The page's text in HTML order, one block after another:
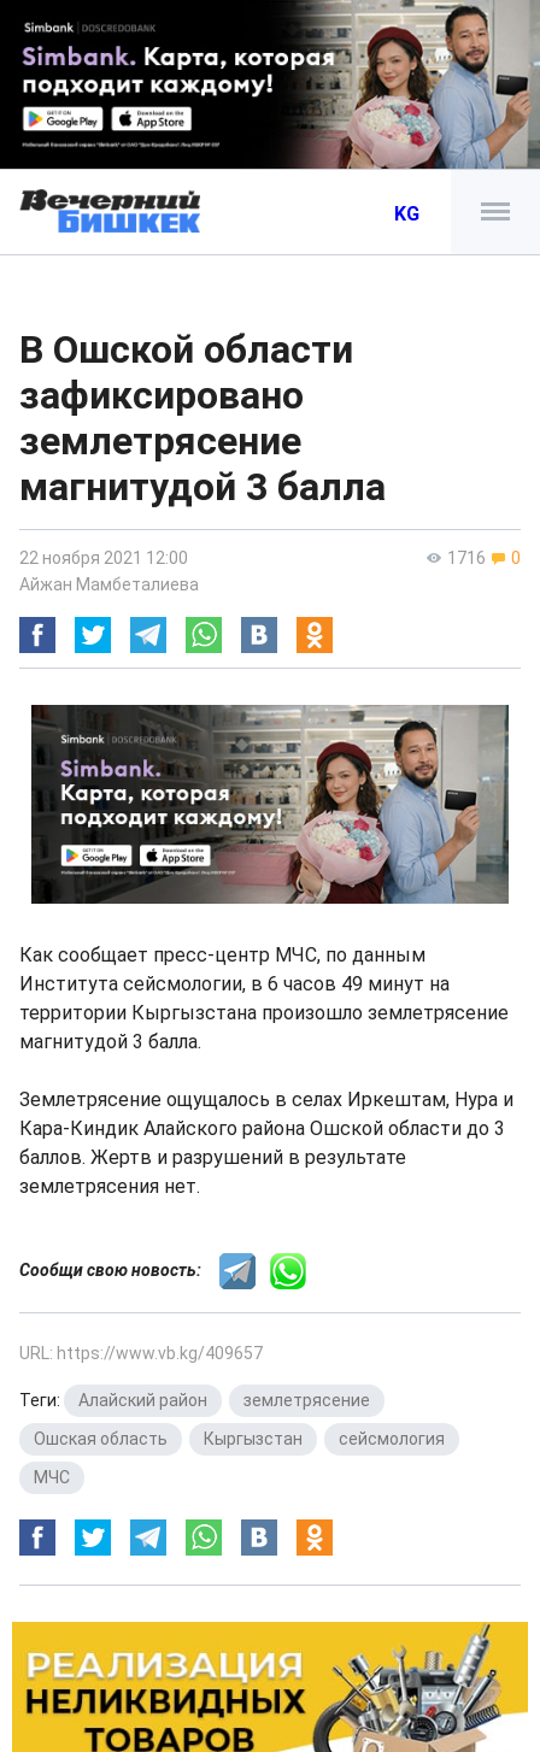
KG
В Ошской области
зафиксировано
землетрясение
магнитудой 3 балла
1716 0
22 ноября 2021 12:00
Айжан Мамбеталиева
Как сообщает пресс-центр МЧС, по данным
Института сейсмологии, в 6 часов 49 минут на
территории Кыргызстана произошло землетрясение
магнитудой 3 балла.
Землетрясение ощущалось в селах Иркештам, Нура и
Кара-Киндик Алайского района Ошской области до 3
баллов. Жертв и разрушений в результате
землетрясения нет.
Сообщи свою новость:
URL: https://www.vb.kg/409657
Теги: Алайский район землетрясение
Ошская область
Кыргызстан сейсмология
МЧС